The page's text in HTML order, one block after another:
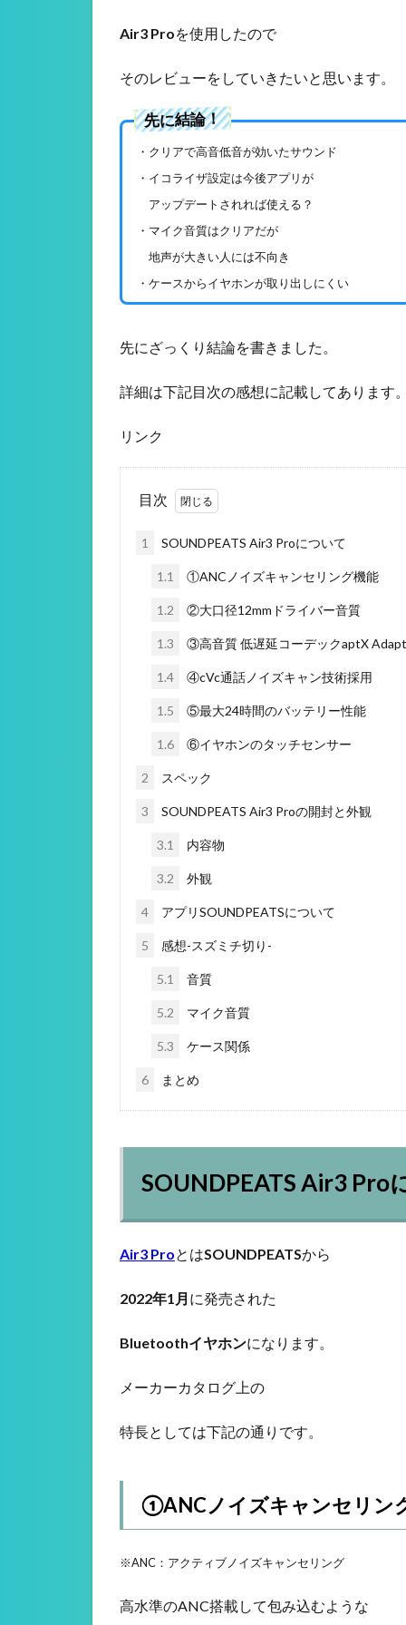
Air3 Proを使用したので
そのレビューをしていきたいと思います。
先に結論！
・クリアで高音低音が効いたサウンド
・イコライザ設定は今後アプリが
アップデートされれば使える？
・マイク音質はクリアだが
地声が大きい人には不向き
・ケースからイヤホンが取り出しにくい
先にざっくり結論を書きました。
詳細は下記目次の感想に記載してあります
リンク
目次
1 SOUNDPEATS Air3 Proについて
1.1 ①ANCノイズキャンセリング機能
1.2 ②大口径12mmドライバー音質
1.3 ③高音質 低遅延コーデックaptX
1.4 ④cVc通話ノイズキャン技術採用
1.5 ⑤最大24時間のバッテリー性能
1.6 ⑥イヤホンのタッチセンサー
2 スペック
3 SOUNDPEATS Air3 Proの開封と外観
3.1 内容物
3.2 外観
4 アプリSOUNDPEATSについて
5 感想-スズミチ切り-
5.1 音質
5.2 マイク音質
5.3 ケース関係
6 まとめ
SOUNDPEATS Air3 Pro
Air3 Pro とはSOUNDPEATSから
2022年1月 に発売された
Bluetoothイヤホンになります。
メーカーカタログ上の
特長としては下記の通りです。
①ANCノイズキャンセリン
※ANC：アクティブノイズキャンセリング
高水準のANC搭載して包み込むような